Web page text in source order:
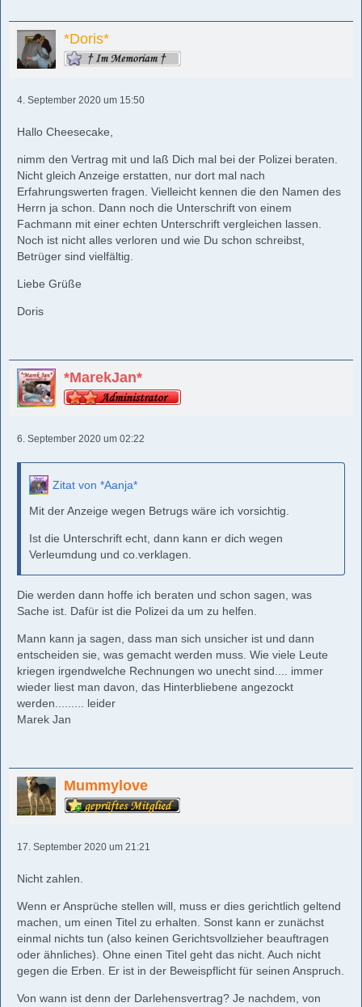
*Doris*
4. September 2020 um 15:50
Hallo Cheesecake,
nimm den Vertrag mit und laß Dich mal bei der Polizei beraten.
Nicht gleich Anzeige erstatten, nur dort mal nach
Erfahrungswerten fragen. Vielleicht kennen die den Namen des
Herrn ja schon. Dann noch die Unterschrift von einem
Fachmann mit einer echten Unterschrift vergleichen lassen.
Noch ist nicht alles verloren und wie Du schon schreibst,
Betrüger sind vielfältig.
Liebe Grüße
Doris
*MarekJan*
6. September 2020 um 02:22
Zitat von *Aanja*
Mit der Anzeige wegen Betrugs wäre ich vorsichtig.
Ist die Unterschrift echt, dann kann er dich wegen
Verleumdung und co.verklagen.
Die werden dann hoffe ich beraten und schon sagen, was
Sache ist. Dafür ist die Polizei da um zu helfen.
Mann kann ja sagen, dass man sich unsicher ist und dann
entscheiden sie, was gemacht werden muss. Wie viele Leute
kriegen irgendwelche Rechnungen wo unecht sind.... immer
wieder liest man davon, das Hinterbliebene angezockt
werden......... leider
Marek Jan
Mummylove
17. September 2020 um 21:21
Nicht zahlen.
Wenn er Ansprüche stellen will, muss er dies gerichtlich geltend
machen, um einen Titel zu erhalten. Sonst kann er zunächst
einmal nichts tun (also keinen Gerichtsvollzieher beauftragen
oder ähnliches). Ohne einen Titel geht das nicht. Auch nicht
gegen die Erben. Er ist in der Beweispflicht für seinen Anspruch.
Von wann ist denn der Darlehensvertrag? Je nachdem, von